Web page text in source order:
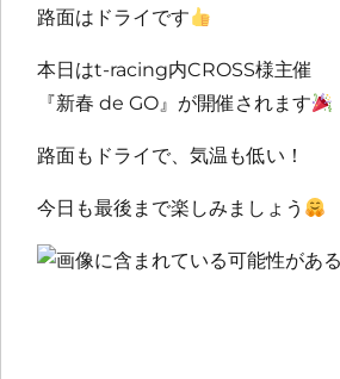
路面はドライです
本日はt-racing内CROSS様主催
『新春 de GO』が開催されます
路面もドライで、気温も低い！
今日も最後まで楽しみましょう